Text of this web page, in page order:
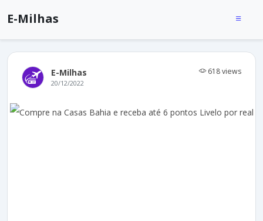
E-Milhas
E-Milhas 618 views
20/12/2022